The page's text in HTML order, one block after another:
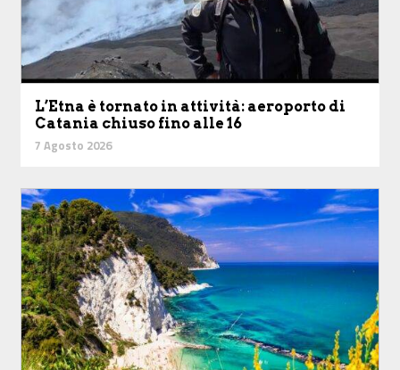
L’Etna è tornato in attività: aeroporto di
Catania chiuso fino alle 16
7 Agosto 2026